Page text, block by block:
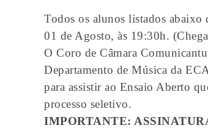
Todos os alunos listados
01 de Agosto, às 19:30h.
O Coro de Câmara
Departamento de Música da
para assistir ao Ensaio Aberto
processo seletivo.
IMPORTANTE: